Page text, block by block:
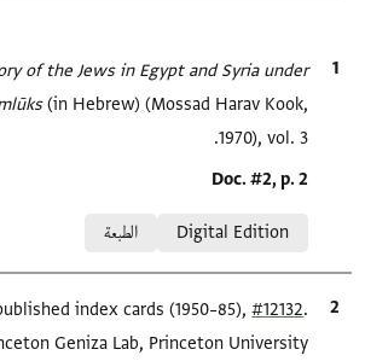
الاقتباس المرجعي
of the Jews in Egypt and Syria under
(in Hebrew) (Mossad Harav Kook,
1970), vol. 3.
Location in source
Doc. #2, p. 2
Digital Edition
الطبعة
الاقتباس المرجعيindex cards (1950–85),#12132
Geniza Lab, Princeton University.